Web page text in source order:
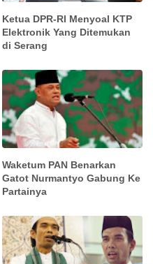
Ketua DPR-RI Menyoal KTP
Elektronik Yang Ditemukan
di Serang
Waketum PAN Benarkan
Gatot Nurmantyo Gabung Ke
Partainya